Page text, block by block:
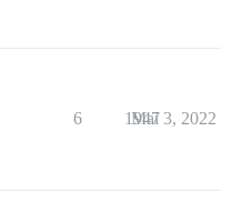
6 1947
Mai 3, 2022